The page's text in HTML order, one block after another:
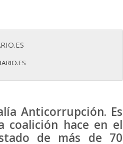
Anticorrupción. Es
coalición hace en el
de más de 70